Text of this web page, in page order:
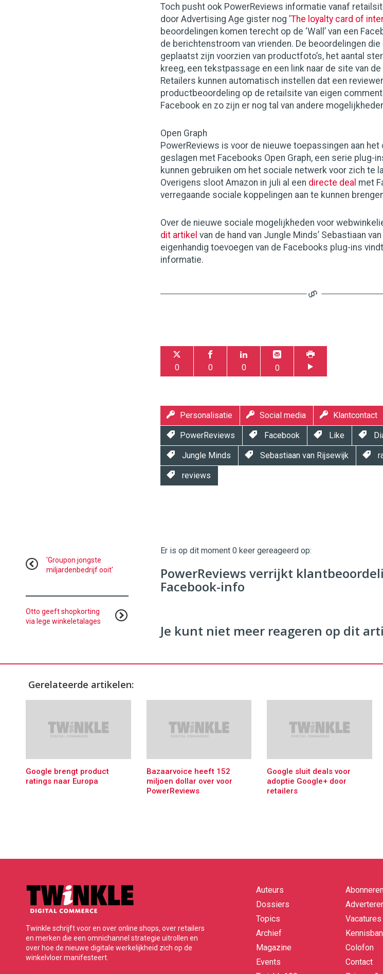
Toch pusht ook PowerReviews informatie vanaf
door Advertising Age gister nog 'The loyalty card of
beoordelingen komen terecht op de ‘Wall’ van een
de berichtenstroom van vrienden. De beoordelingen
geplaatst zijn voorzien van productfoto’s, het aantal
kreeg, een tekstpassage en een link naar de site van
Retailers kunnen automatisch instellen dat een
productbeoordeling op de retailsite van eigen
Facebook en zo zijn er nog tal van andere
Open Graph
PowerReviews is voor de nieuwe toepassingen aan het
geslagen met Facebooks Open Graph, een serie plug-
kunnen gebruiken om het sociale netwerk voor zich te
Overigens sloot Amazon in juli al een directe deal met
verregaande sociale koppelingen aan te kunnen
Over de nieuwe sociale mogelijkheden voor
dit artikel van de hand van Jungle Minds’ Sebastiaan
eigenhandig toevoegen van de Facebooks plug-ins
informatie.
0 0 0 0
Personalisatie Social media Klantcontact
PowerReviews Facebook Like
Jungle Minds Sebastiaan van Rijsewijk
reviews
Digital
96 54
Er is op dit moment 0 keer gereageerd op:
PowerReviews verrijkt
Facebook-info
Je kunt niet meer reageren op dit
'Groupon jongste
miljardenbedrijf ooit'
Otto geeft shopkorting
via lege winkeletalages
Gerelateerde artikelen:
Google brengt product
ratings naar Europa
Bazaarvoice heeft 152
miljoen dollar over voor
PowerReviews
Google sluit deals voor
adoptie Google+ door
retailers
Twinkle schrijft voor en over online shops, over retailers
en merken die een omnichannel strategie uitrollen en
over hoe de nieuwe digitale werkelijkheid zich op de
winkelvloer manifesteert.
Quick
links
Auteurs
Dossiers
Topics
Archief
Magazine
Events
Vacatures
Colofon
Contact